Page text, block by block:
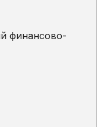
финансово-